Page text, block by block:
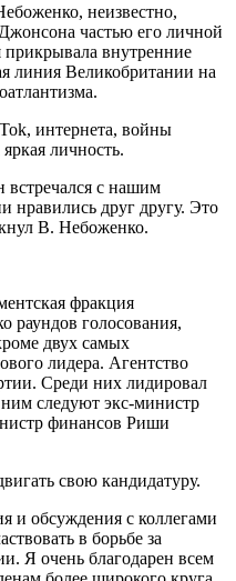
неизвестно,
частью его личной
прикрывала внутренние
линия Великобритании на
интернета, войны
личность.
с нашим
нравились друг другу. Это
В. Небоженко.
фракция
раундов голосования,
двух самых
лидера. Агентство
Среди них лидировал
следуют экс-министр
финансов Риши
свою кандидатуру.
и обсуждения с коллегами
в борьбе за
Я очень благодарен всем